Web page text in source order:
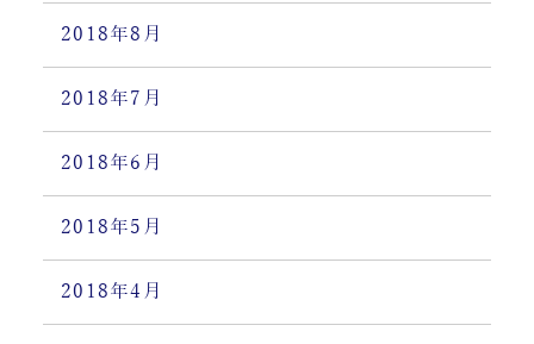
2018年8月
2018年7月
2018年6月
2018年5月
2018年4月